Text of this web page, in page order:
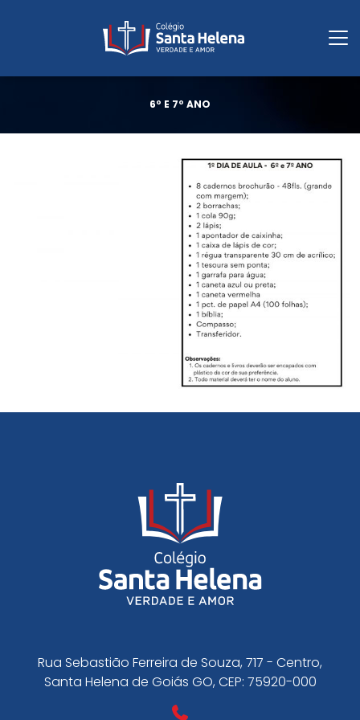
6º E 7º ANO
Rua Sebastião Ferreira de Souza, 717 - Centro,
Santa Helena de Goiás GO, CEP: 75920-000